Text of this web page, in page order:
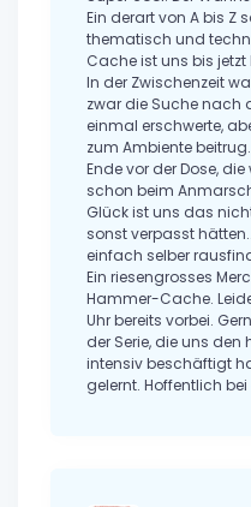
Ein derart von A bis
thematisch und
Cache ist uns bis
In der Zwischenzeit
zwar die Suche nach
einmal erschwerte,
zum Ambiente
Ende vor der Dose,
schon beim
Glück ist uns das
sonst verpasst
einfach selber
Ein riesengrosses
Hammer-Cache.
Uhr bereits vorbei.
der Serie, die uns
intensiv beschäftigt
gelernt. Hoffentlich